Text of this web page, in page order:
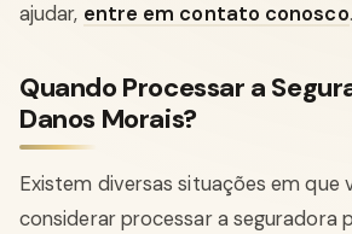
ajudar, entre em contato conosco.
Quando Processar a
Danos Morais?
Existem diversas situações em que
considerar processar a seguradora